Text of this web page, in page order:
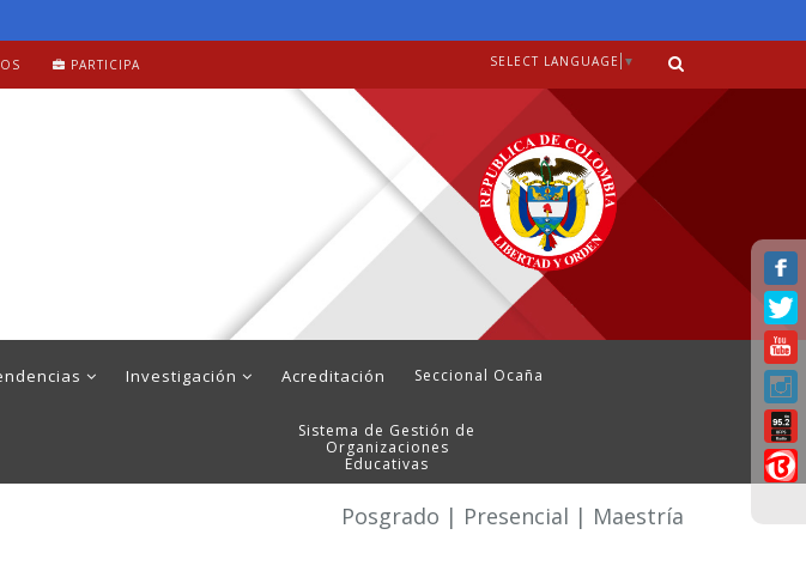
PARTICIPA SELECT LANGUAGE ▼
Investigación Acreditación Seccional Ocaña
Sistema de Gestión de
Organizaciones
Educativas
Posgrado | Presencial | Maestría